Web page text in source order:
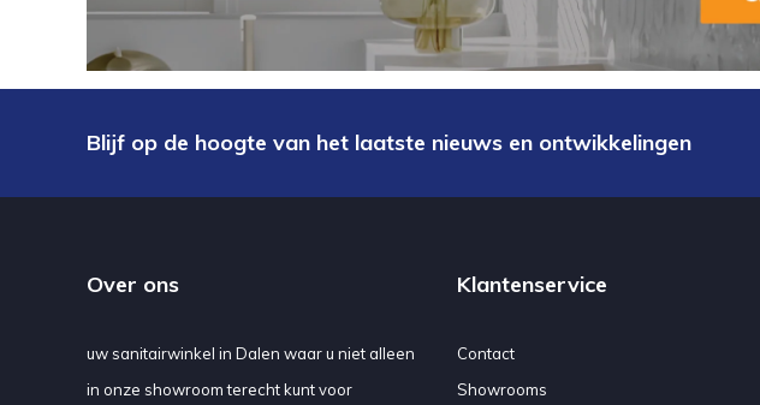
Blijf op de hoogte van het laatste nieuws en ontwikkelingen
Over ons
uw sanitairwinkel in Dalen waar u niet alleen
in onze showroom terecht kunt voor
Klantenservice
Contact
Showrooms